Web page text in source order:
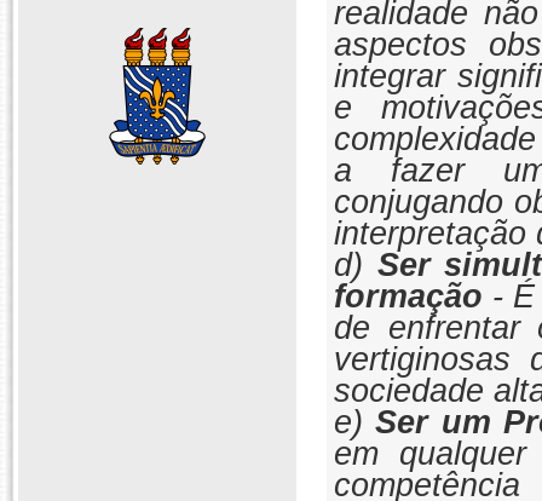
realidade
aspectos
integrar
e
a fazer
conjugando
interpretação
d) Ser
formação -
de enfrentar
vertiginosas
sociedade
e)Ser um
em